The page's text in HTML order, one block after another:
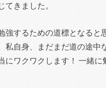
てきました。
強するための道標となる
私自身、まだまだ道の途
にワクワクします！ 一緒